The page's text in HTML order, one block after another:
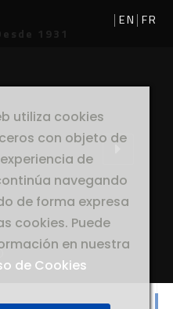
1931
EN FR
utiliza cookies
con objeto de
de
navegando
de forma expresa
cookies. Puede
en nuestra
de Cookies